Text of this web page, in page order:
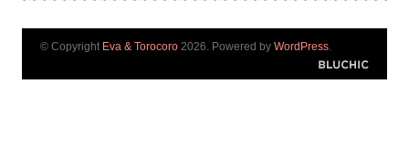
© Copyright Eva & Torocoro 2026. Powered by WordPress